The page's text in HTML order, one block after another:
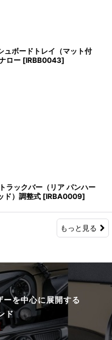
ュボードトレイ（マット付
ロー [IRBB0043]
ラックバー（リア パンハー
ド）調整式 [IRBA0009]
もっと見る
を中心に展開する
ド